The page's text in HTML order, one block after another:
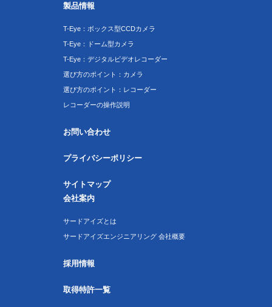
製品情報
T-Eye：ボックス型CCDカメラ
T-Eye：ドーム型カメラ
T-Eye：デジタルビデオレコーダー
選び方のポイント：カメラ
選び方のポイント：レコーダー
レコーダーの操作説明
お問い合わせ
プライバシーポリシー
サイトマップ
会社案内
サードアイズとは
サードアイズエンジニアリング 会社概要
採用情報
取得特許一覧